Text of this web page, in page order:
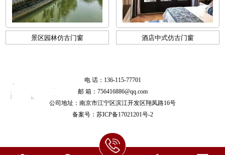
景区园林仿古门窗 酒店中式仿古门窗
电 话：136-115-77701
邮 箱：756416886@qq.com
公司地址：南京市江宁区滨江开发区翔凤路16号
备案号： 苏ICP备17021201号-2